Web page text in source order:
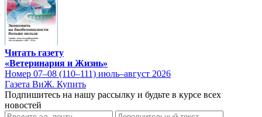
Читать газету
«Ветеринария и Жизнь»
Номер 07–08 (110–111) июль–август 2026
Газета ВиЖ. Купить
Подпишитесь на нашу рассылку и будьте в курсе всех
новостей